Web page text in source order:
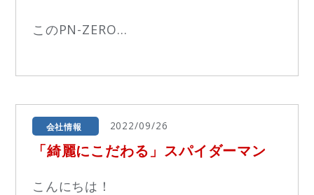
このPN-ZERO...
会社情報 2022/09/26
「綺麗にこだわる」スパイダーマン
こんにちは！